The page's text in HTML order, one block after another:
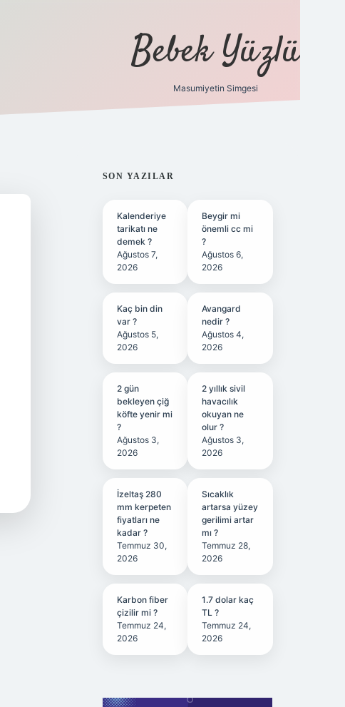
Bebek Yüzlü
Masumiyetin Simgesi
SIDEBAR
SON YAZILAR
Kalenderiye
tarikatı ne
demek ?
Ağustos 7,
2026
Beygir mi
önemli cc mi
?
Ağustos 6,
2026
Kaç bin din
var ?
Ağustos 5,
2026
Avangard
nedir ?
Ağustos 4,
2026
2 gün
bekleyen çiğ
köfte yenir mi
?
Ağustos 3,
2026
2 yıllık sivil
havacılık
okuyan ne
olur ?
Ağustos 3,
2026
İzeltaş 280
mm kerpeten
fiyatları ne
kadar ?
Temmuz 30,
2026
Sıcaklık
artarsa yüzey
gerilimi artar
mı ?
Temmuz 28,
2026
Karbon fiber
çizilir mi ?
Temmuz 24,
2026
1.7 dolar kaç
TL ?
Temmuz 24,
2026